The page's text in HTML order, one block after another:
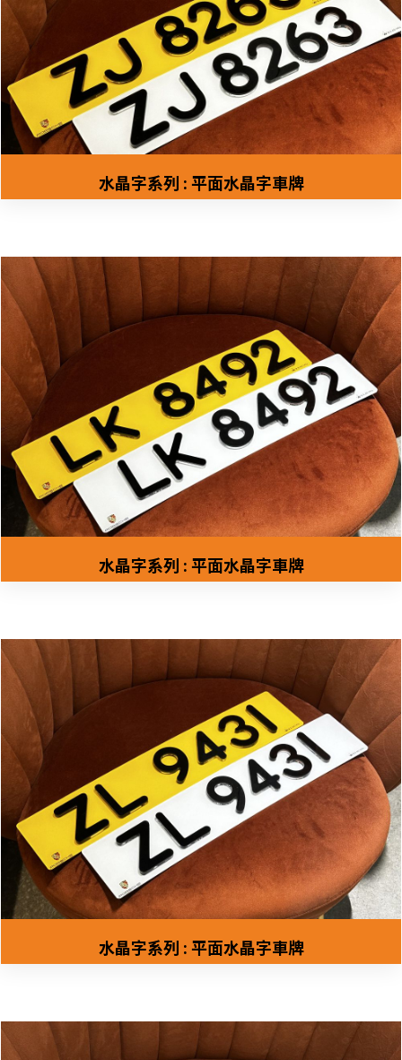
水晶字系列 : 平面水晶字車牌
水晶字系列 : 平面水晶字車牌
水晶字系列 : 平面水晶字車牌